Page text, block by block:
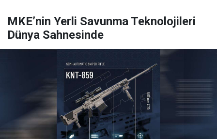
MKE’nin Yerli Savunma Teknolojileri
Dünya Sahnesinde